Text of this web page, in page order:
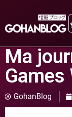
Ma
Games
GohanBlog